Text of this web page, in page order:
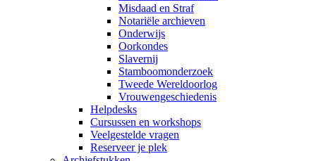
Misdaad en Straf
Notariële archieven
Onderwijs
Oorkondes
Slavernij
Stamboomonderzoek
Tweede Wereldoorlog
Vrouwengeschiedenis
Helpdesks
Cursussen en workshops
Veelgestelde vragen
Reserveer je plek